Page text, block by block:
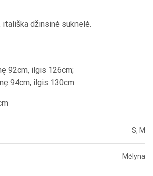
džinsinė suknelė.
92cm, ilgis 126cm;
94cm, ilgis 130cm
S, M
Mėlyna